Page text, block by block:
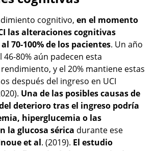
cognitivo, en el momento
las alteraciones cognitivas
70-100% de los pacientes. Un año
80% aún padecen esta
y el 20% mantiene estas
después del ingreso en UCI
Una de las posibles causas de
deterioro tras el ingreso podría
hiperglucemia o las
la glucosa sérica durante ese
et al. (2019). El estudio